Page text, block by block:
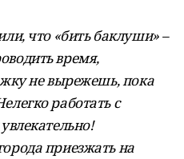
что «бить баклуши» –
время,
не вырежешь, пока
работать с
приезжать на